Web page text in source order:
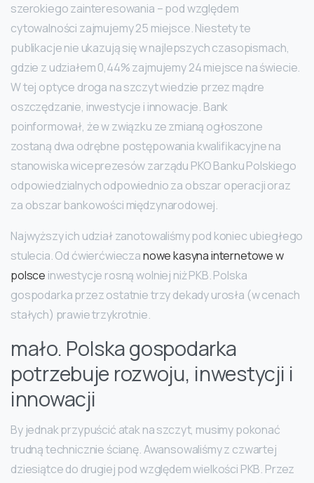
szerokiego zainteresowania – pod względem
cytowalności zajmujemy 25 miejsce. Niestety te
publikacje nie ukazują się w najlepszych czasopismach,
gdzie z udziałem 0,44% zajmujemy 24 miejsce na świecie.
W tej optyce droga na szczyt wiedzie przez mądre
oszczędzanie, inwestycje i innowacje. Bank
poinformował, że w związku ze zmianą ogłoszone
zostaną dwa odrębne postępowania kwalifikacyjne na
stanowiska wiceprezesów zarządu PKO Banku Polskiego
odpowiedzialnych odpowiednio za obszar operacji oraz
za obszar bankowości międzynarodowej.
Najwyższy ich udział zanotowaliśmy pod koniec ubiegłego
stulecia. Od ćwierćwieczanowe kasyna internetowe w
polsce inwestycje rosną wolniej niż PKB. Polska
gospodarka przez ostatnie trzy dekady urosła (w cenach
stałych) prawie trzykrotnie.
mało. Polska gospodarka
potrzebuje rozwoju, inwestycji i
innowacji
By jednak przypuścić atak na szczyt, musimy pokonać
trudną technicznie ścianę. Awansowaliśmy z czwartej
dziesiątce do drugiej pod względem wielkości PKB. Przez